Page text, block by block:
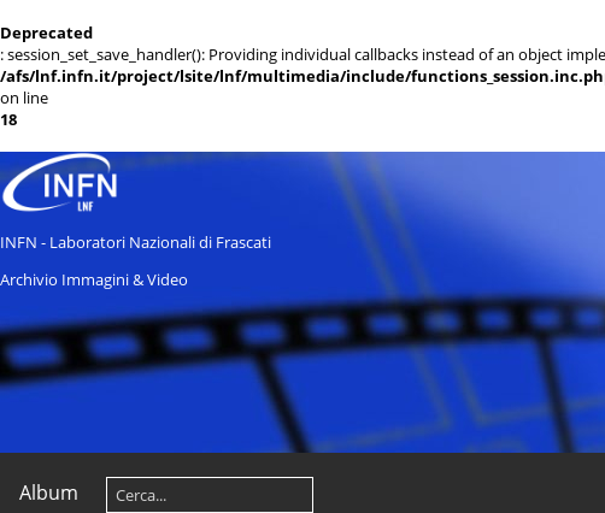
Deprecated
: session_set_save_handler(): Providing individual callbacks instead of an object
/afs/lnf.infn.it/project/lsite/lnf/multimedia/include/
on line
18
INFN - Laboratori Nazionali di Frascati
Archivio Immagini & Video
Album